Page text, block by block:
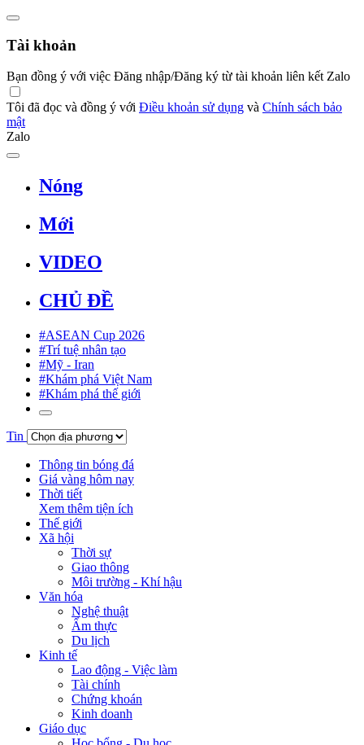
Tài khoản
Bạn đồng ý với việc Đăng nhập/Đăng ký từ tài khoản liên kết Zalo
Tôi đã đọc và đồng ý với Điều khoản sử dụng và Chính sách bảo
mật
Zalo
Nóng
Mới
VIDEO
CHỦ ĐỀ
#ASEAN Cup 2026
#Trí tuệ nhân tạo
#Mỹ - Iran
#Khám phá Việt Nam
#Khám phá thế giới
Tin
Thông tin bóng đá
Giá vàng hôm nay
Thời tiết
Xem thêm tiện ích
Thế giới
Xã hội
Thời sự
Giao thông
Môi trường - Khí hậu
Văn hóa
Nghệ thuật
Ẩm thực
Du lịch
Kinh tế
Lao động - Việc làm
Tài chính
Chứng khoán
Kinh doanh
Giáo dục